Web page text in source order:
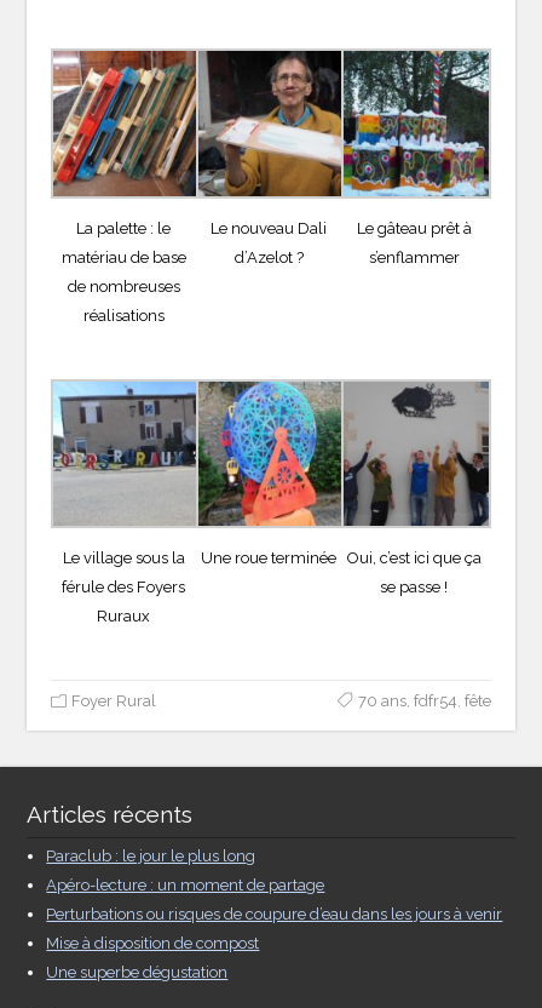
La palette : le
matériau de base
de nombreuses
réalisations
Le nouveau Dali
d’Azelot ?
Le gâteau prêt à
s’enflammer
Le village sous la
férule des Foyers
Ruraux
Une roue terminée Oui, c’est ici que ça
se passe !
Foyer Rural 70 ans, fdfr54, fête
Articles récents
Paraclub : le jour le plus long
Apéro-lecture : un moment de partage
Perturbations ou risques de coupure d’eau dans les jours à venir
Mise à disposition de compost
Une superbe dégustation